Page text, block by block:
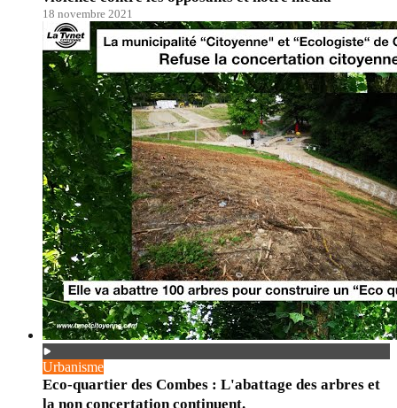
18 novembre 2021
Urbanisme
Eco-quartier des Combes : L'abattage des arbres et
la non concertation continuent.